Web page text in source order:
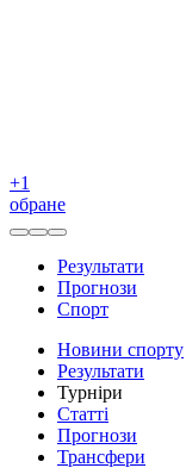
+1
обране
Результати
Прогнози
Спорт
Новини спорту
Результати
Турніри
Статті
Прогнози
Трансфери